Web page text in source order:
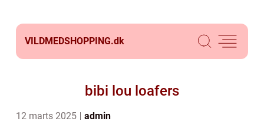
VILDMEDSHOPPING.dk
bibi lou loafers
12 marts 2025 admin